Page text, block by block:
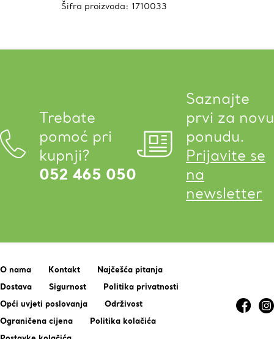
Šifra proizvoda: 1710033
Trebate
pomoć pri
kupnji?
052 465 050
Saznajte
prvi za novu
ponudu.
Prijavite se
na
newsletter
O nama Kontakt
Najčešća pitanja
Dostava
Sigurnost
Politika privatnosti
Opći uvjeti poslovanja
Održivost
Ograničena cijena
Politika kolačića